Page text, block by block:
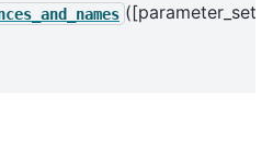
([parameter_set])